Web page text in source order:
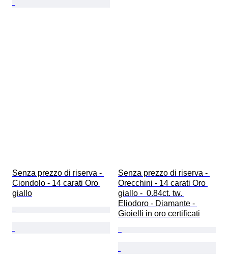
Senza prezzo di riserva -
Ciondolo - 14 carati Oro
giallo
Senza prezzo di riserva -
Orecchini - 14 carati Oro
giallo -  0.84ct. tw.
Eliodoro - Diamante -
Gioielli in oro certificati